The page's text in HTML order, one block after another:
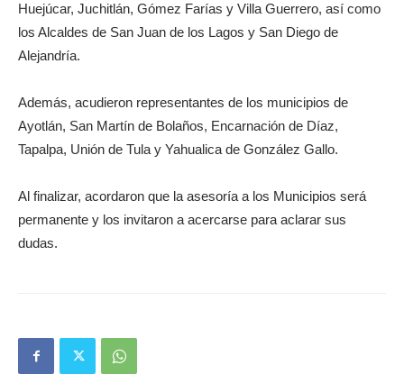
Huejúcar, Juchitlán, Gómez Farías y Villa Guerrero, así como
los Alcaldes de San Juan de los Lagos y San Diego de
Alejandría.
Además, acudieron representantes de los municipios de
Ayotlán, San Martín de Bolaños, Encarnación de Díaz,
Tapalpa, Unión de Tula y Yahualica de González Gallo.
Al finalizar, acordaron que la asesoría a los Municipios será
permanente y los invitaron a acercarse para aclarar sus
dudas.